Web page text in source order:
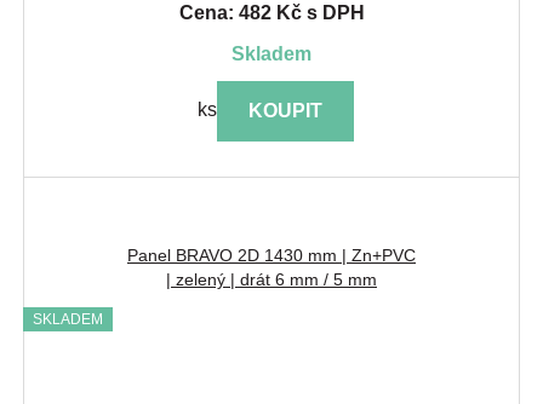
Cena: 482 Kč s DPH
skladem
ks KOUPIT
Panel BRAVO 2D 1430 mm | Zn+PVC
| zelený | drát 6 mm / 5 mm
SKLADEM